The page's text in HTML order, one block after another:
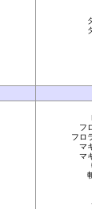
フ
フロ
マ
マ